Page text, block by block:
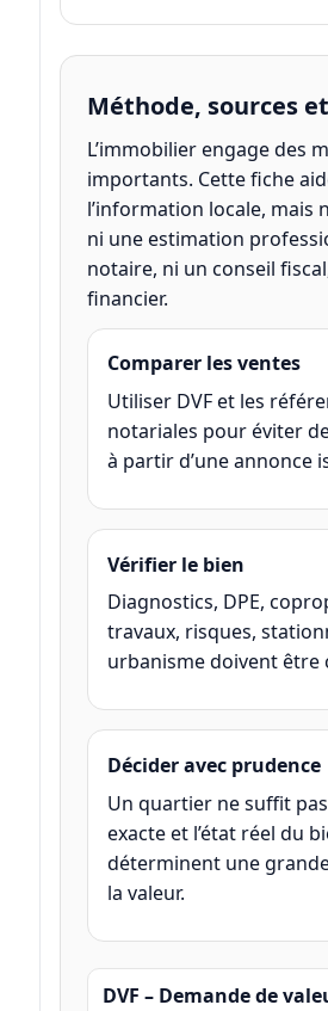
Méthode, sources
L’immobilier engage des
importants. Cette fiche
l’information locale, mais
ni une estimation
notaire, ni un conseil
financier.
Comparer les ventes
Utiliser DVF et les
notariales pour éviter
à partir d’une annonce
Vérifier le bien
Diagnostics, DPE,
travaux, risques,
urbanisme doivent être
Décider avec prudence
Un quartier ne suffit pas
exacte et l’état réel du
déterminent une
la valeur.
DVF – Demande de